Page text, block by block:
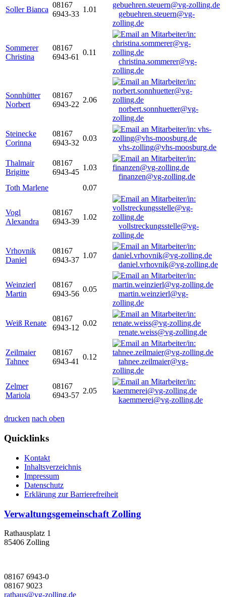
Soller Bianca
08167
6943-33
1.01
gebuehren.steuern@vg-
zolling.de
Sommerer
Christina
08167
6943-61
0.11
christina.sommerer@vg-
zolling.de
Sonnhütter
Norbert
08167
6943-22
2.06
norbert.sonnhuetter@vg-
zolling.de
Steinecke
Corinna
08167
6943-32
0.03
vhs-zolling@vhs-moosburg.de
Thalmair
Brigitte
08167
6943-45
1.03
finanzen@vg-zolling.de
Toth Marlene
0.07
Vogl
Alexandra
08167
6943-39
1.02
vollstreckungsstelle@vg-
zolling.de
Vrhovnik
Daniel
08167
6943-37
1.07
daniel.vrhovnik@vg-zolling.de
Weinzierl
Martin
08167
6943-56
0.05
martin.weinzierl@vg-
zolling.de
Weiß Renate
08167
6943-12
0.02
renate.weiss@vg-zolling.de
Zeilmaier
Tahnee
08167
6943-41
0.12
tahnee.zeilmaier@vg-
zolling.de
Zelmer
Mariola
08167
6943-57
2.05
kaemmerei@vg-zolling.de
drucken nach oben
Quicklinks
Kontakt
Inhaltsverzeichnis
Impressum
Datenschutz
Erklärung zur Barrierefreiheit
Verwaltungsgemeinschaft Zolling
Rathausplatz 1
85406 Zolling
08167 6943-0
08167 9023
rathaus@vg-zolling.de